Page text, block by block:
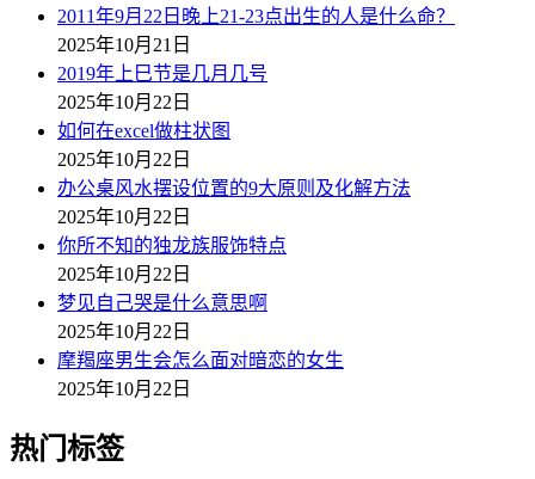
2011年9月22日晚上21-23点出生的人是什么命？
2025年10月21日
2019年上巳节是几月几号
2025年10月22日
如何在excel做柱状图
2025年10月22日
办公桌风水摆设位置的9大原则及化解方法
2025年10月22日
你所不知的独龙族服饰特点
2025年10月22日
梦见自己哭是什么意思啊
2025年10月22日
摩羯座男生会怎么面对暗恋的女生
2025年10月22日
热门标签